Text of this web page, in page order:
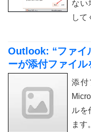
ない
して
Outlook: “ファイ
ーが添付ファイ
添付
ルを
ます。